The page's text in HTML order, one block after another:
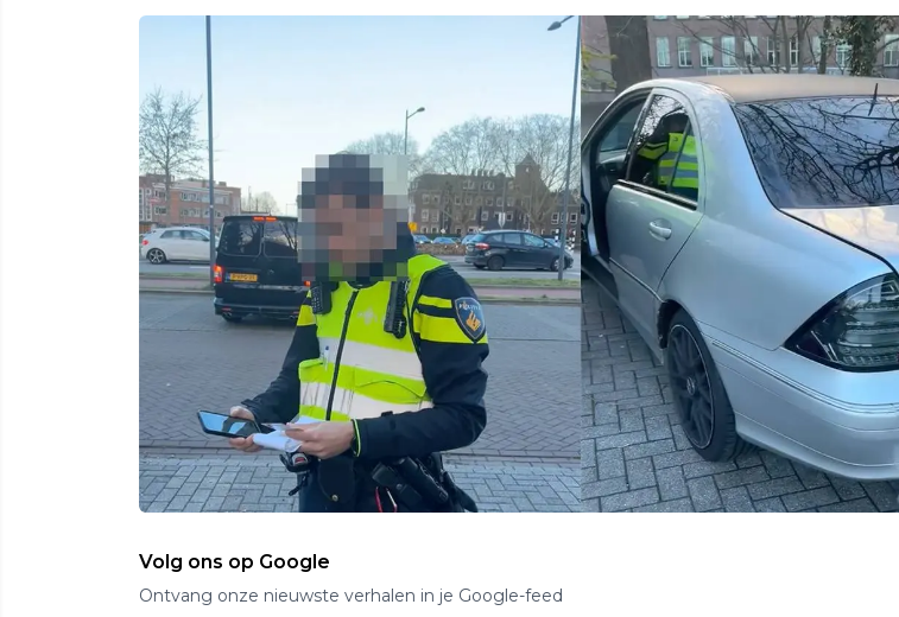
Volg ons op Google
Ontvang onze nieuwste verhalen in je Google-feed